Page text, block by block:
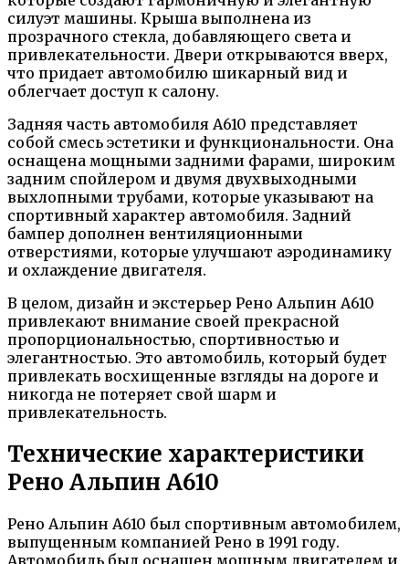
силуэт машины. Крыша выполнена из
прозрачного стекла, добавляющего света и
привлекательности. Двери открываются вверх,
что придает автомобилю шикарный вид и
облегчает доступ к салону.
Задняя часть автомобиля А610 представляет
собой смесь эстетики и функциональности. Она
оснащена мощными задними фарами, широким
задним спойлером и двумя двухвыходными
выхлопными трубами, которые указывают на
спортивный характер автомобиля. Задний
бампер дополнен вентиляционными
отверстиями, которые улучшают аэродинамику
и охлаждение двигателя.
В целом, дизайн и экстерьер Рено Альпин А610
привлекают внимание своей прекрасной
пропорциональностью, спортивностью и
элегантностью. Это автомобиль, который будет
привлекать восхищенные взгляды на дороге и
никогда не потеряет свой шарм и
привлекательность.
Технические характеристики
Рено Альпин А610
Рено Альпин А610 был спортивным автомобилем,
выпущенным компанией Рено в 1991 году.